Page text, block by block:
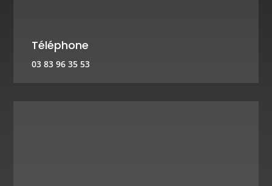
Téléphone
03 83 96 35 53